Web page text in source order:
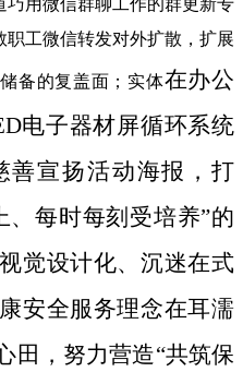
用微信群聊工作的群更新专
工微信转发对外扩散，扩展
备的复盖面；实体在办公
电子器材屏循环系统
善宣扬活动海报，打
、每时每刻受培养”的
觉设计化、沉迷在式
安全服务理念在耳濡
田，努力营造“共筑保